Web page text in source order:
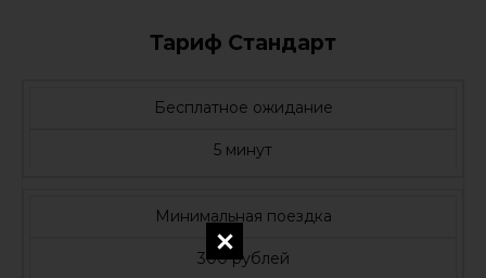
Тариф Стандарт
Бесплатное ожидание
5 минут
Минимальная поездка
300 рублей